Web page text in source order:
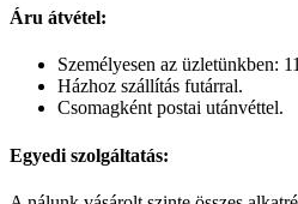
Áru átvétel:
Személyesen az üzletünkben:
Házhoz szállítás futárral.
Csomagként postai utánvéttel.
Egyedi szolgáltatás: